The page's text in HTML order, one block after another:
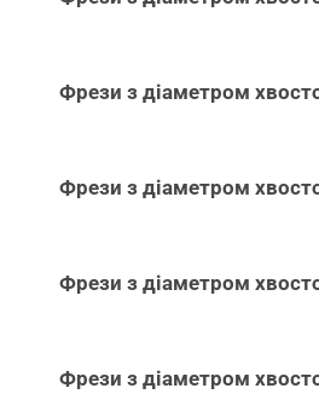
Фрези з діаметром
Фрези з діаметром
Фрези з діаметром
Фрези з діаметром